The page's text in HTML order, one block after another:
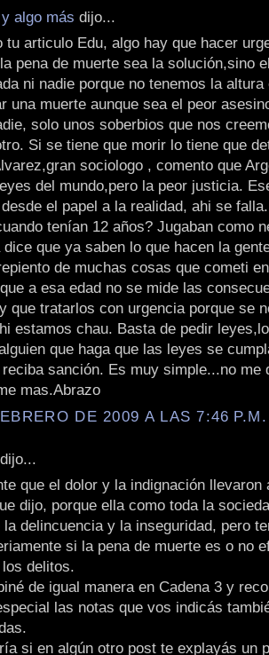
algo más dijo...
tu articulo Edu, algo hay que hacer
pena de muerte sea la solución,sino
ni nadie porque no tenemos la altura
una muerte aunque sea el peor
solo unos soberbios que nos
Si se tiene que morir lo tiene que
sociologo , comento que
del mundo,pero la peor justicia.
el papel a la realidad, ahi se
tenían 12 años? Jugaban como
que ya saben lo que hacen la
de muchas cosas que cometi
a esa edad no se mide las
que tratarlos con urgencia porque se
estamos chau. Basta de pedir
que haga que las leyes se
reciba sanción. Es muy simple...no me
mas.Abrazo
DE 2009 A LAS 7:46 P.M.
que el dolor y la indignación llevaron
dijo, porque ella como toda la
la delincuencia y la inseguridad, pero
si la pena de muerte es o no
delitos.
de igual manera en Cadena 3 y
las notas que vos indicás
si en algún otro post te explayás un